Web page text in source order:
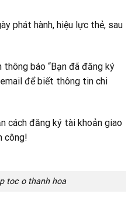
phát hành, hiệu lực thẻ, sau
thông báo “Bạn đã đăng ký
để biết thông tin chi
cách đăng ký tài khoản giao
công!
toc o thanh hoa